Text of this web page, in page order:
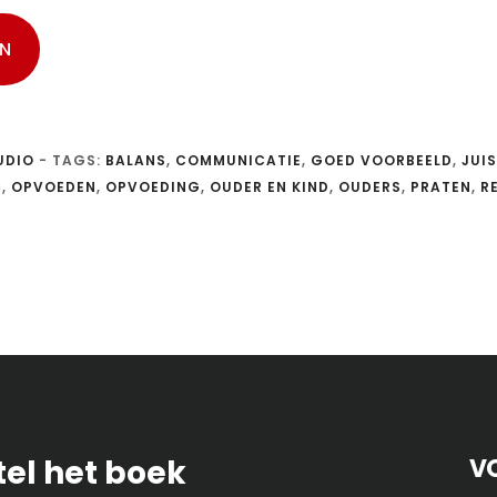
- TAGS: BALANS, COMMUNICATIE, GOED VOORBEELD,
, OPVOEDEN, OPVOEDING, OUDER EN KIND, OUDERS, PRATEN,
het boek